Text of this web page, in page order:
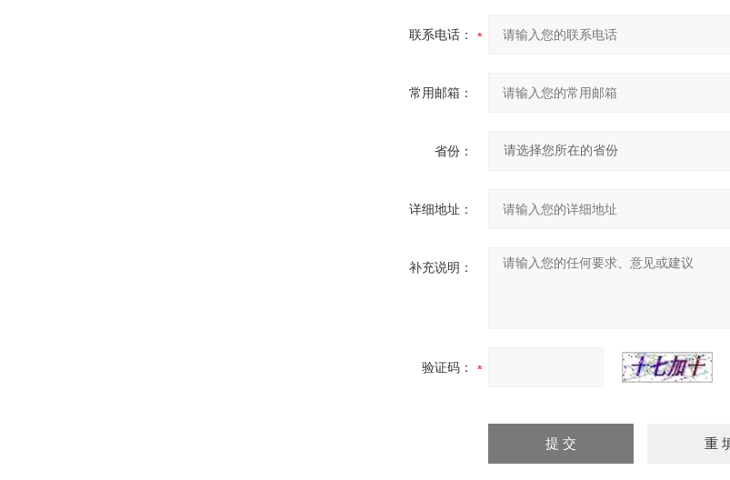
联系电话：
常用邮箱：
省份：
详细地址：
补充说明：
验证码：